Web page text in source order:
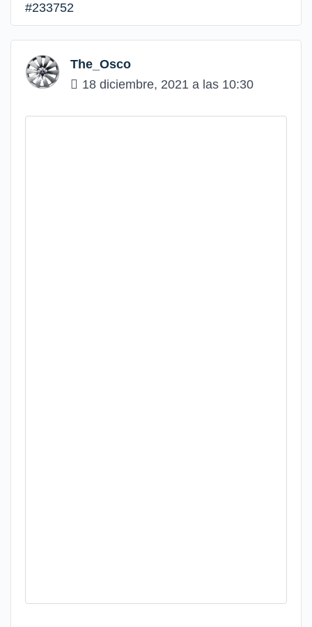
#233752
The_Osco
18 diciembre, 2021 a las 10:30